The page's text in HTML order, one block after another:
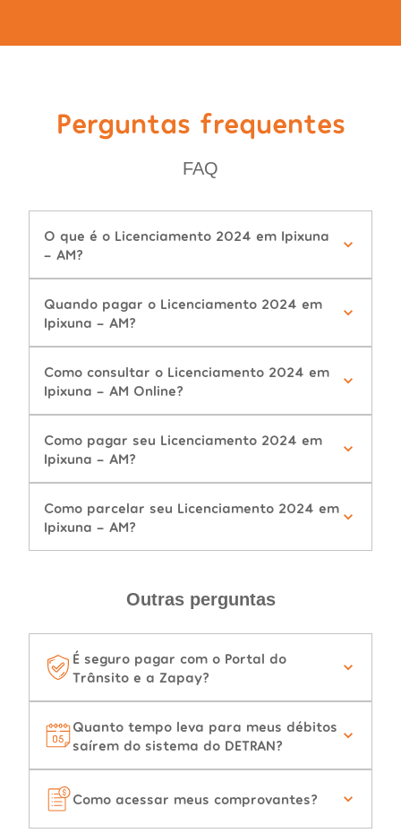
Perguntas frequentes
FAQ
O que é o Licenciamento 2024 em Ipixuna
- AM?
Quando pagar o Licenciamento 2024 em
Ipixuna - AM?
Como consultar o Licenciamento 2024 em
Ipixuna - AM Online?
Como pagar seu Licenciamento 2024 em
Ipixuna - AM?
Como parcelar seu Licenciamento 2024 em
Ipixuna - AM?
Outras perguntas
É seguro pagar com o Portal do
Trânsito e a Zapay?
Quanto tempo leva para meus débitos
saírem do sistema do DETRAN?
Como acessar meus comprovantes?